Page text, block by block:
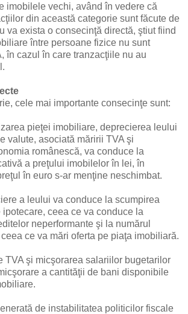
imobilele vechi, având în vedere că
din această categorie sunt făcute de
va exista o consecinţă directă, ştiut fiind
între persoane fizice nu sunt
în cazul în care tranzacţiile nu au
cele mai importante consecinţe sunt:
pieţei imobiliare, deprecierea leului
valute, asociată măririi TVA şi
românescă, va conduce la
a preţului imobilelor în lei, în
în euro s-ar menţine neschimbat.
a leului va conduce la scumpirea
ceea ce va conduce la
neperformante şi la numărul
ce va mări oferta pe piaţa imobiliară.
TVA şi micşorarea salariilor bugetarilor
a cantităţii de bani disponibile
de instabilitatea politicilor fiscale